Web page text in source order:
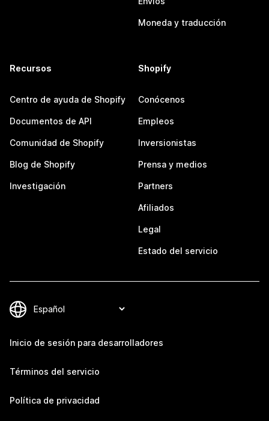
Moneda y traducción
Recursos
Centro de ayuda de Shopify
Documentos de API
Comunidad de Shopify
Blog de Shopify
Investigación
Shopify
Conócenos
Empleos
Inversionistas
Prensa y medios
Partners
Afiliados
Legal
Estado del servicio
Inicio de sesión para desarrolladores
Términos del servicio
Política de privacidad